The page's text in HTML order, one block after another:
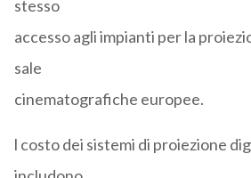
stesso
accesso agli impianti per la
sale
cinematografiche europee.
l costo dei sistemi di proiezione